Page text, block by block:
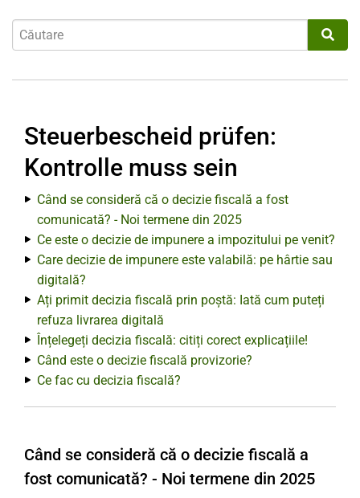
Steuerbescheid prüfen:
Kontrolle muss sein
Când se consideră că o decizie fiscală a fost
comunicată? - Noi termene din 2025
Ce este o decizie de impunere a impozitului pe venit?
Care decizie de impunere este valabilă: pe hârtie sau
digitală?
Ați primit decizia fiscală prin poștă: Iată cum puteți
refuza livrarea digitală
Înțelegeți decizia fiscală: citiți corect explicațiile!
Când este o decizie fiscală provizorie?
Ce fac cu decizia fiscală?
Când se consideră că o decizie fiscală a
fost comunicată? - Noi termene din 2025